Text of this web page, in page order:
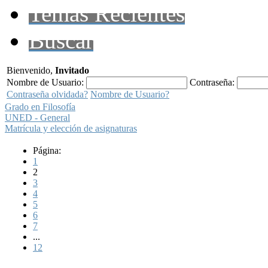
Temas Recientes
Buscar
Bienvenido, Invitado
Nombre de Usuario:
Contraseña:
Contraseña olvidada? Nombre de Usuario?
Grado en Filosofía
UNED - General
Matrícula y elección de asignaturas
Página:
1
2
3
4
5
6
7
...
12